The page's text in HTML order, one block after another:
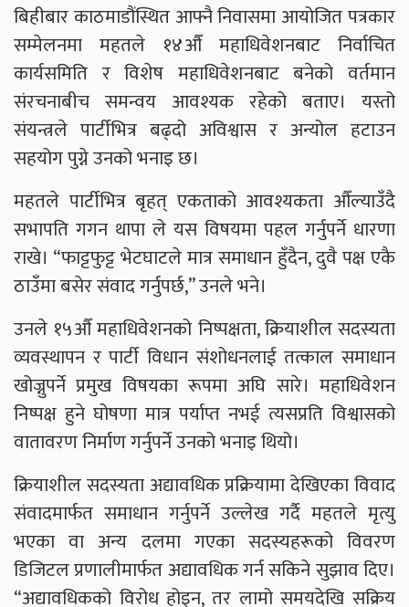
बिहीबार काठमाडौंस्थित आफ्नै निवासमा आयोजित पत्रकार
सम्मेलनमा महतले १४औँ महाधिवेशनबाट निर्वाचित
कार्यसमिति र विशेष महाधिवेशनबाट बनेको वर्तमान
संरचनाबीच समन्वय आवश्यक रहेको बताए। यस्तो
संयन्त्रले पार्टीभित्र बढ्दो अविश्वास र अन्योल हटाउन
सहयोग पुग्ने उनको भनाइ छ।
महतले पार्टीभित्र बृहत् एकताको आवश्यकता औँल्याउँदै
सभापति गगन थापा ले यस विषयमा पहल गर्नुपर्ने धारणा
राखे। “फाट्टफुट्ट भेटघाटले मात्र समाधान हुँदैन, दुवै पक्ष एकै
ठाउँमा बसेर संवाद गर्नुपर्छ,” उनले भने।
उनले १५औँ महाधिवेशनको निष्पक्षता, क्रियाशील सदस्यता
व्यवस्थापन र पार्टी विधान संशोधनलाई तत्काल समाधान
खोज्नुपर्ने प्रमुख विषयका रूपमा अघि सारे। महाधिवेशन
निष्पक्ष हुने घोषणा मात्र पर्याप्त नभई त्यसप्रति विश्वासको
वातावरण निर्माण गर्नुपर्ने उनको भनाइ थियो।
क्रियाशील सदस्यता अद्यावधिक प्रक्रियामा देखिएका विवाद
संवादमार्फत समाधान गर्नुपर्ने उल्लेख गर्दै महतले मृत्यु
भएका वा अन्य दलमा गएका सदस्यहरूको विवरण
डिजिटल प्रणालीमार्फत अद्यावधिक गर्न सकिने सुझाव दिए।
“अद्यावधिकको विरोध होइन, तर लामो समयदेखि सक्रिय